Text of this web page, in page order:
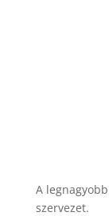
A
szervezet.